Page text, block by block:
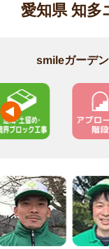
愛知県 知多
smileガーデ